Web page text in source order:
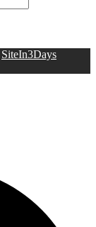
SiteIn3Days